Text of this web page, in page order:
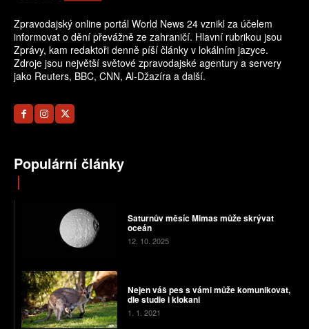
Zpravodajský online portál World News 24 vznikl za účelem
informovat o dění převážně ze zahraničí. Hlavní rubrikou jsou
Zprávy, kam redaktoři denně píší články v lokálním jazyce.
Zdroje jsou největší světové zpravodajské agentury a servery
jako Reuters, BBC, CNN, Al-Džazíra a další.
Populární články
Saturnův měsíc Mimas může skrývat
oceán
12. 10. 2025
Nejen váš pes s vámi může komunikovat,
dle studie i klokani
1. 1. 2021